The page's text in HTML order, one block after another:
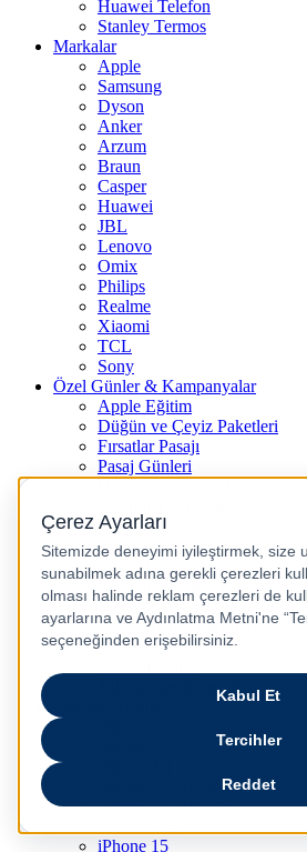
Huawei Telefon
Stanley Termos
Markalar
Apple
Samsung
Dyson
Anker
Arzum
Braun
Casper
Huawei
JBL
Lenovo
Omix
Philips
Realme
Xiaomi
TCL
Sony
Özel Günler & Kampanyalar
Apple Eğitim
Düğün ve Çeyiz Paketleri
Fırsatlar Pasajı
Pasaj Günleri
Vergisiz Telefonlar
Vergisiz Bilgisayarlar
Karne Hediyeleri
Kurban Bayramı Kampanyası
Resmi Tatil Günleri
Pasaj Ödeme Teklifleri
Anneler Günü Hediyeleri
Taksitli Harikalar Diyarı
iPhone 16 Pro Max
iPhone 17 Pro Max
iPhone 15